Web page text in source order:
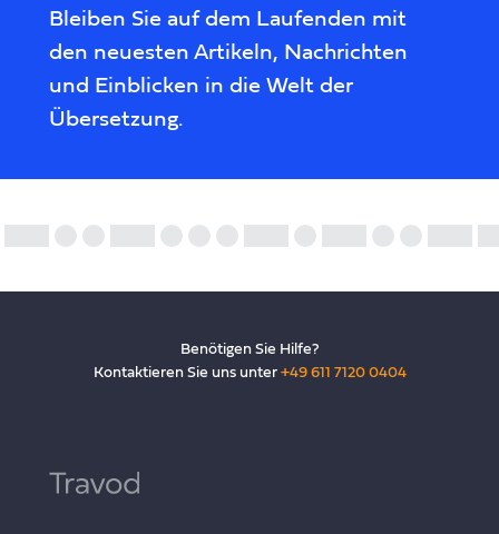
Bleiben Sie auf dem Laufenden mit
den neuesten Artikeln, Nachrichten
und Einblicken in die Welt der
Übersetzung.
Benötigen Sie Hilfe?
Kontaktieren Sie uns unter+49 611 7120 0404